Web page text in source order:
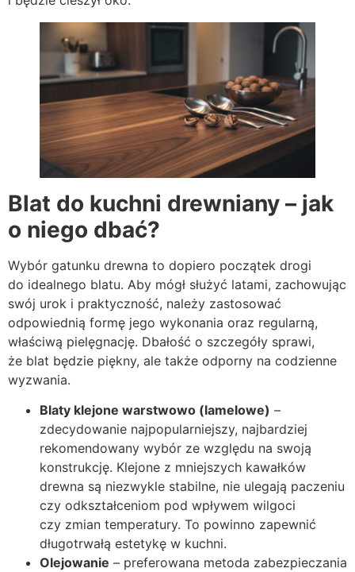
Blat do kuchni drewniany – jak
o niego dbać?
Wybór gatunku drewna to dopiero początek drogi
do idealnego blatu. Aby mógł służyć latami, zachowując
swój urok i praktyczność, należy zastosować
odpowiednią formę jego wykonania oraz regularną,
właściwą pielęgnację. Dbałość o szczegóły sprawi,
że blat będzie piękny, ale także odporny na codzienne
wyzwania.
Blaty klejone warstwowo (lamelowe) –
zdecydowanie najpopularniejszy, najbardziej
rekomendowany wybór ze względu na swoją
konstrukcję. Klejone z mniejszych kawałków
drewna są niezwykle stabilne, nie ulegają paczeniu
czy odkształceniom pod wpływem wilgoci
czy zmian temperatury. To powinno zapewnić
długotrwałą estetykę w kuchni.
Olejowanie – preferowana metoda zabezpieczania